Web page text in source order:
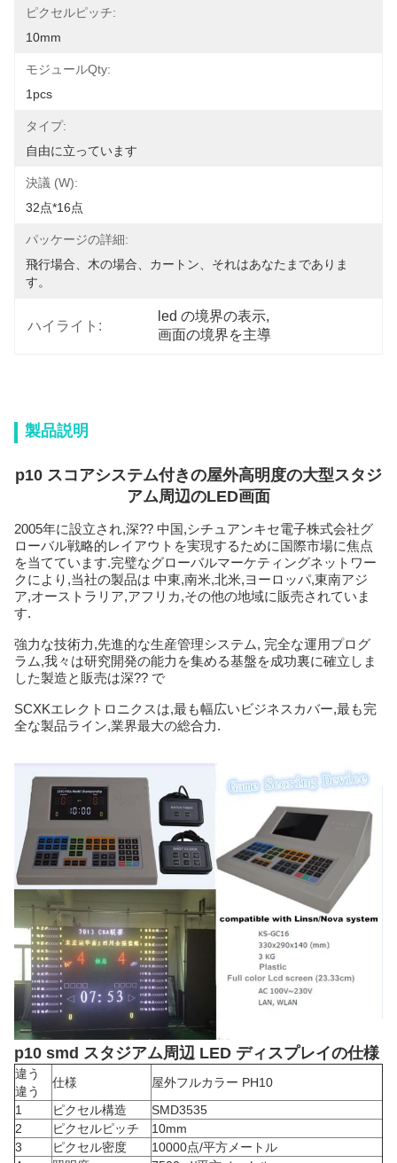
ピクセルピッチ:
10mm
モジュールQty:
1pcs
タイプ:
自由に立っています
決議 (W):
32点*16点
パッケージの詳細:
飛行場合、木の場合、カートン、それはあなたまでありま
す。
ハイライト:
led の境界の表示,
画面の境界を主導
製品説明
p10 スコアシステム付きの屋外高明度の大型スタジ
アム周辺のLED画面
2005年に設立され,深?? 中国,シチュアンキセ電子株式会社グ
ローバル戦略的レイアウトを実現するために国際市場に焦点
を当てています.完璧なグローバルマーケティングネットワー
クにより,当社の製品は 中東,南米,北米,ヨーロッパ,東南アジ
ア,オーストラリア,アフリカ,その他の地域に販売されていま
す.
強力な技術力,先進的な生産管理システム, 完全な運用プログ
ラム,我々は研究開発の能力を集める基盤を成功裏に確立しま
した製造と販売は深?? で
SCXKエレクトロニクスは,最も幅広いビジネスカバー,最も完
全な製品ライン,業界最大の総合力.
p10 smd スタジアム周辺 LED ディスプレイの仕様
違う
違う
仕様
屋外フルカラー PH10
1
ピクセル構造
SMD3535
2
ピクセルピッチ
10mm
3
ピクセル密度
10000点/平方メートル